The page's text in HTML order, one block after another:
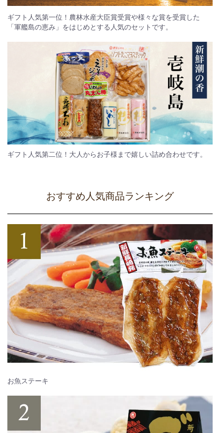
ギフト人気第一位！農林水産大臣賞受賞や様々な賞を受賞した
「軍艦島の恵み」をはじめとする人気のセットです。
ギフト人気第二位！大人からお子様まで嬉しい詰め合わせです。
おすすめ人気商品ランキング
お魚ステーキ